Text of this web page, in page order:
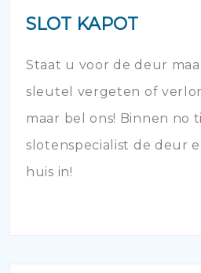
SLOT KAPOT
Staat u voor de deur
sleutel vergeten of
maar bel ons! Binnen no
slotenspecialist de deur
huis in!